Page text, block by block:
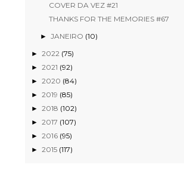
COVER DA VEZ #21
THANKS FOR THE MEMORIES #67
► JANEIRO (10)
►2022 (75)
►2021 (92)
►2020 (84)
►2019 (85)
►2018 (102)
►2017 (107)
►2016 (95)
►2015 (117)